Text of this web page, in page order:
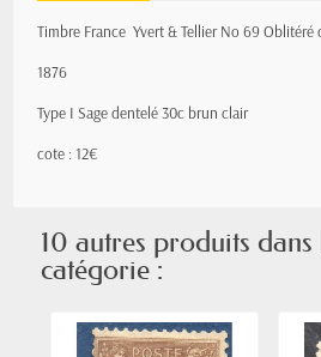
Timbre France Yvert & TellierNo69 Oblitéré
1876
Type I Sagedentelé 30c brun clair
cote : 12€
10 autres produits dans
catégorie :